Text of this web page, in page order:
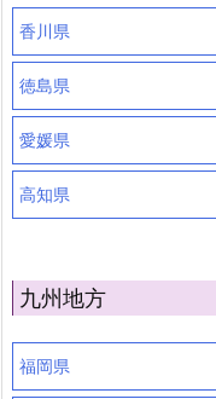
香川県
徳島県
愛媛県
高知県
九州地方
福岡県